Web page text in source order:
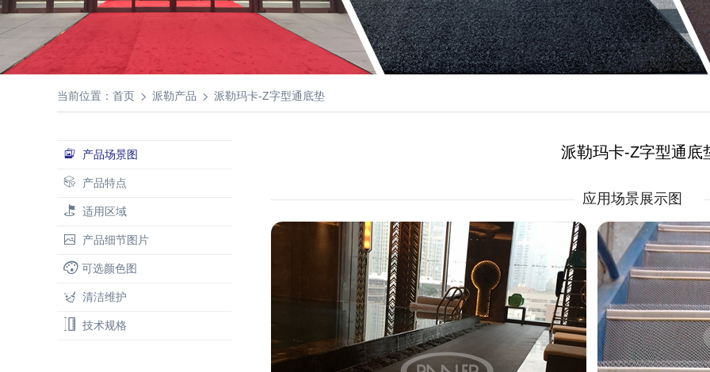
当前位置： 首页 派勒产品 派勒玛卡-Z字型通底垫
产品场景图
产品特点
适用区域
产品细节图片
可选颜色图
清洁维护
技术规格
派勒玛卡-Z字型通底
应用场景展示图